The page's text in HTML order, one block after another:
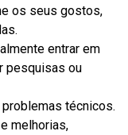
os seus gostos,
entrar em
pesquisas ou
técnicos.
melhorias,